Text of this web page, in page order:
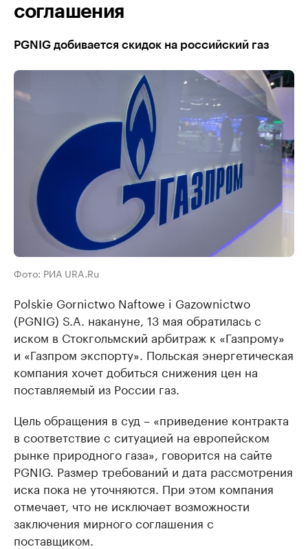
соглашения
PGNIG добивается скидок на российский газ
Фото: РИА URA.Ru
Polskie Gornictwo Naftowe i Gazownictwo
(PGNIG) S.A. накануне, 13 мая обратилась с
иском в Стокгольмский арбитраж к «Газпрому»
и «Газпром экспорту». Польская энергетическая
компания хочет добиться снижения цен на
поставляемый из России газ.
Цель обращения в суд – «приведение контракта
в соответствие с ситуацией на европейском
рынке природного газа», говорится на сайте
PGNIG. Размер требований и дата рассмотрения
иска пока не уточняются. При этом компания
отмечает, что не исключает возможности
заключения мирного соглашения с
поставщиком.